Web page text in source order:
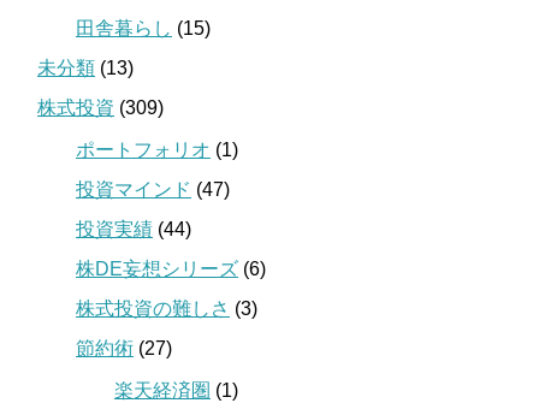
田舎暮らし (15)
未分類 (13)
株式投資 (309)
ポートフォリオ (1)
投資マインド (47)
投資実績 (44)
株DE妄想シリーズ (6)
株式投資の難しさ (3)
節約術 (27)
楽天経済圏 (1)